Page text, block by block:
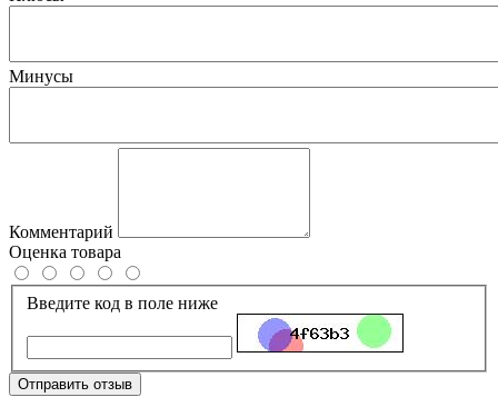
Минусы
Комментарий
Оценка товара
Введите код в поле ниже
Отправить отзыв